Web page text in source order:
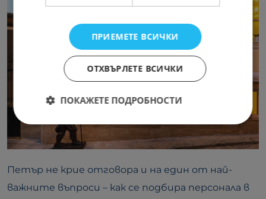
Петър не крие отговора и на един от най-
важните въпроси – как се подбира персонала в
ПРИЕМЕТЕ ВСИЧКИ
ОТХВЪРЛЕТЕ ВСИЧКИ
ПОКАЖЕТЕ ПОДРОБНОСТИ